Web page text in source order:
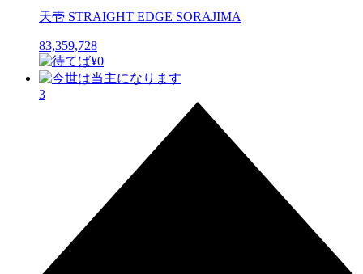
天壱 STRAIGHT EDGE SORAJIMA
83,359,728
3